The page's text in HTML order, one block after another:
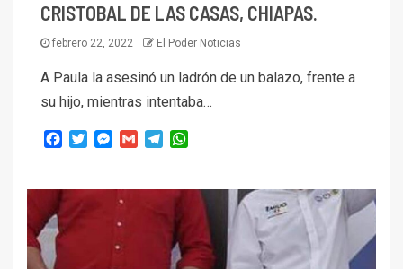
CRISTOBAL DE LAS CASAS, CHIAPAS.
febrero 22, 2022 El Poder Noticias
A Paula la asesinó un ladrón de un balazo, frente a
su hijo, mientras intentaba…
Facebook
TwitterMessenger
Gmail Telegram